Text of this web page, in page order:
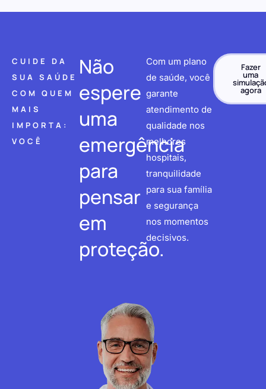
CUIDE DA
SUA SAÚDE
COM QUEM
MAIS
IMPORTA:
VOCÊ
Não
espere
uma
emergência
para
pensar
em
proteção.
Com um plano
de saúde, você
garante
atendimento de
qualidade nos
melhores
hospitais,
tranquilidade
para sua família
e segurança
nos momentos
decisivos.
Fazer
uma
agora